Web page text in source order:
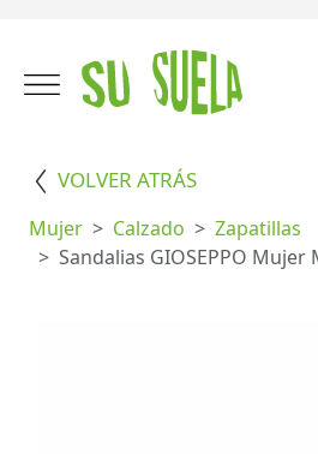
VOLVER ATRÁS
Mujer Calzado
Zapatillas
Sandalias GIOSEPPO Mujer